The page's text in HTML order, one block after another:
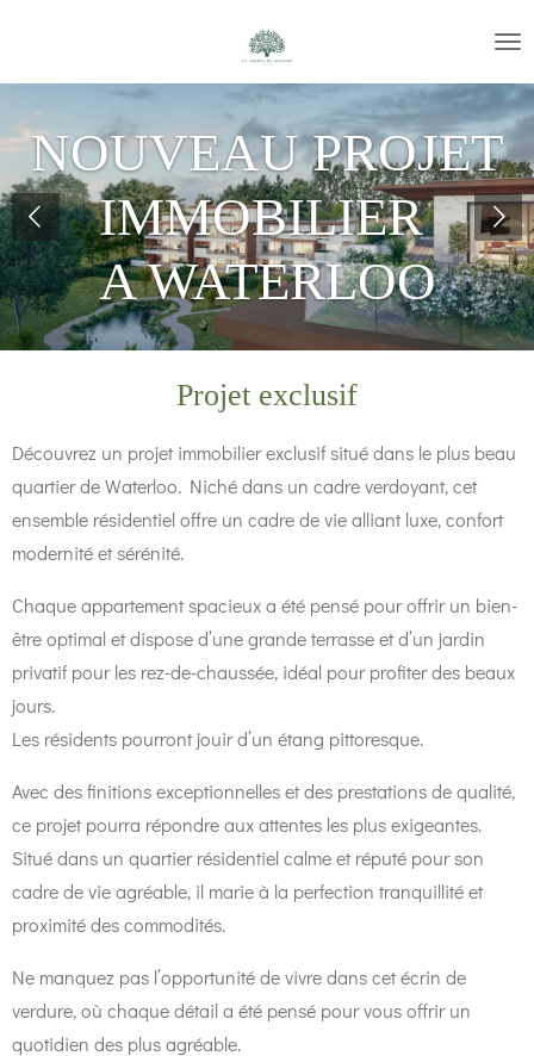
principal
NOUVEAU PROJET
IMMOBILIER
A WATERLOO
Projet exclusif
Découvrez un projet immobilier exclusif situé dans le plus beau
quartier de Waterloo. Niché dans un cadre verdoyant, cet
ensemble résidentiel offre un cadre de vie alliant luxe, confort
modernité et sérénité.
Chaque appartement spacieux a été pensé pour offrir un bien-
être optimal et dispose d’une grande terrasse et d’un jardin
privatif pourles rez-de-chaussée, idéal pour profiter des beaux
jours.
Les résidents pourront jouir d’un étang pittoresque.
Avec des finitions exceptionnelles et des prestations de qualité,
ce projet pourra répondre aux attentes les plus exigeantes.
Situé dans un quartier résidentiel calme et réputé pour son
cadre de vie agréable, il marie à la perfection tranquillité et
proximité des commodités.
Ne manquez pas l’opportunité de vivre dans cet écrin de
verdure, où chaque détail a été pensé pour vous offrir un
quotidien des plus agréable.